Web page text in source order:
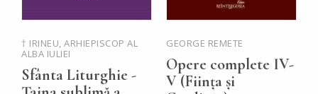
† IRINEU, ARHIEPISCOP AL
ALBA IULIEI
Sfânta Liturghie -
GEORGE REMETE
Opere complete IV-
V (Ființa și